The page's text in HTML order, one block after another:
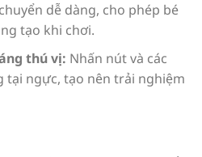
dễ dàng, cho phép bé
tạo khi chơi.
thú vị: Nhấn nút và các
tại ngực, tạo nên trải nghiệm